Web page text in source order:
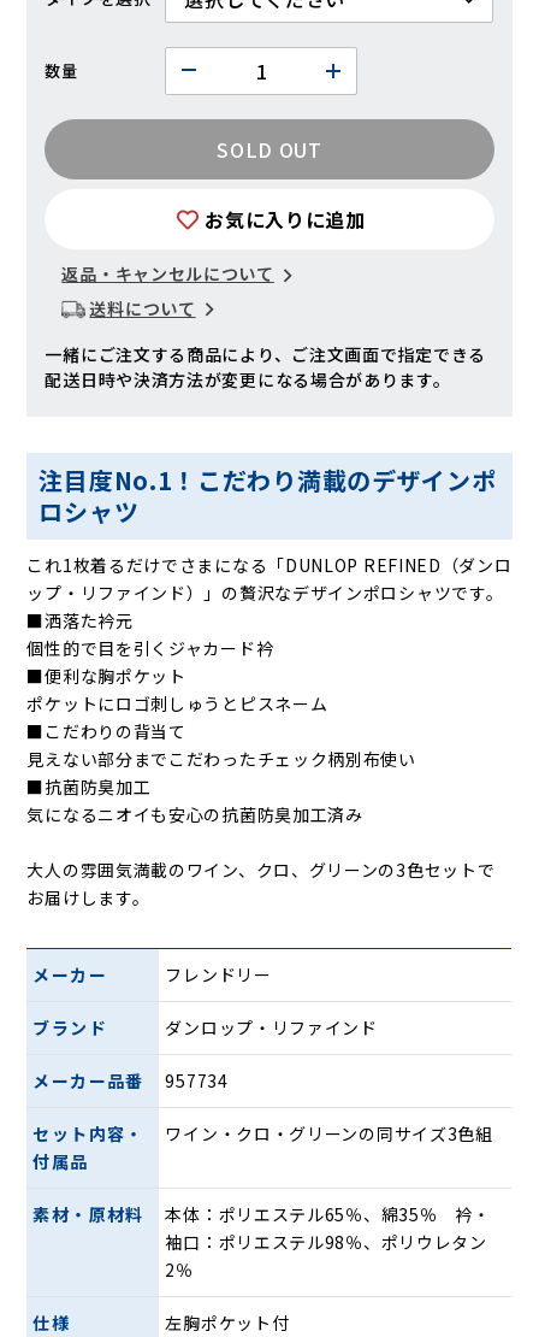
数量
SOLD OUT
お気に入りに追加
返品・キャンセルについて
送料について
一緒にご注文する商品により、ご注文画面で指定できる
配送日時や決済方法が変更になる場合があります。
注目度No.1！こだわり満載のデザインポ
ロシャツ
これ1枚着るだけでさまになる「DUNLOP REFINED（ダンロ
ップ・リファインド）」の贅沢なデザインポロシャツです。
■洒落た衿元
個性的で目を引くジャカード衿
■便利な胸ポケット
ポケットにロゴ刺しゅうとピスネーム
■こだわりの背当て
見えない部分までこだわったチェック柄別布使い
■抗菌防臭加工
気になるニオイも安心の抗菌防臭加工済み
大人の雰囲気満載のワイン、クロ、グリーンの3色セットで
お届けします。
メーカー フレンドリー
ブランド ダンロップ・リファインド
メーカー品番 957734
セット内容・
付属品
ワイン・クロ・グリーンの同サイズ3色組
素材・原材料
本体：ポリエステル65％、綿35％ 衿・
袖口：ポリエステル98％、ポリウレタン
2％
仕様 左胸ポケット付